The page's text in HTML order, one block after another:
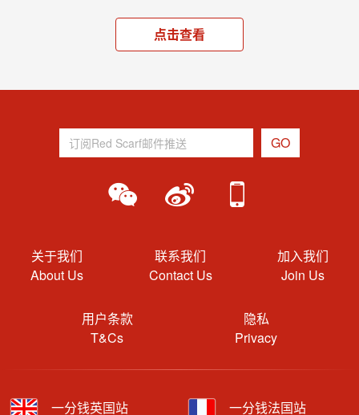
点击查看
关于我们
About Us
联系我们
Contact Us
加入我们
Join Us
用户条款
T&Cs
隐私
Privacy
一分钱英国站 一分钱法国站